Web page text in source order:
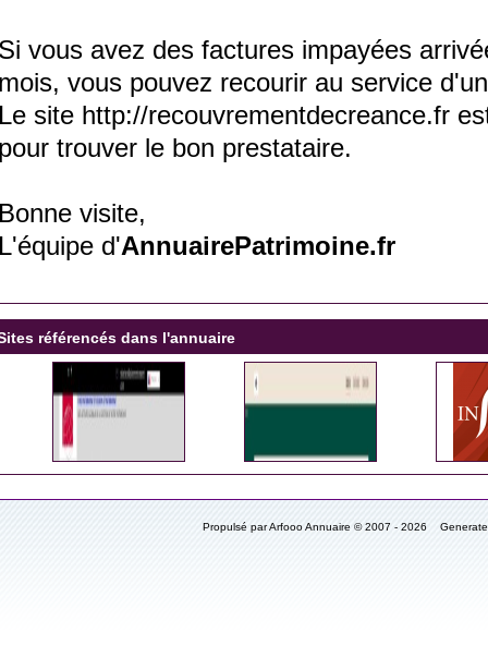
vous avez des factures impayées
vous pouvez recourir au service
site http://recouvrementdecreance.fr
trouver le bon prestataire.
visite,
d'AnnuairePatrimoine.fr
référencés dans l'annuaire
Propulsé par Arfooo Annuaire © 2007 - 2026